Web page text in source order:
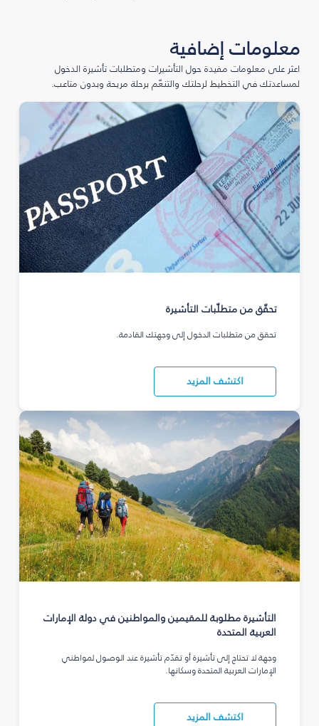
معلومات إضافية
اعثر على معلومات مفيدة حول التأشيرات ومتطلبات تأشيرة الدخول
لمساعدتك في التخطيط لرحلتك والتنعّم برحلة مريحة وبدون متاعب.
تحقّق من متطلّبات التأشيرة
تحقق من متطلبات الدخول إلى وجهتك القادمة.
اكتشف المزيد
التأشيرة مطلوبة للمقيمين والمواطنين في دولة الإمارات
العربية المتحدة
وجهة لا تحتاج إلى تأشيرة أو تقدّم تأشيرة عند الوصول لمواطني
الإمارات العربية المتحدة وسكانها.
اكتشف المزيد